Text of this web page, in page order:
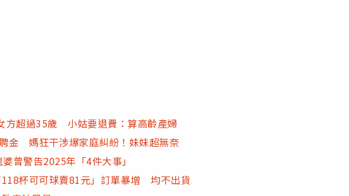
方超過35歲 小姑要退費：算高齡產婦
金 媽狂干涉爆家庭糾紛！妹妹超無奈
曾警告2025年「4件大事」
杯可可球賣81元」訂單暴增 均不出貨